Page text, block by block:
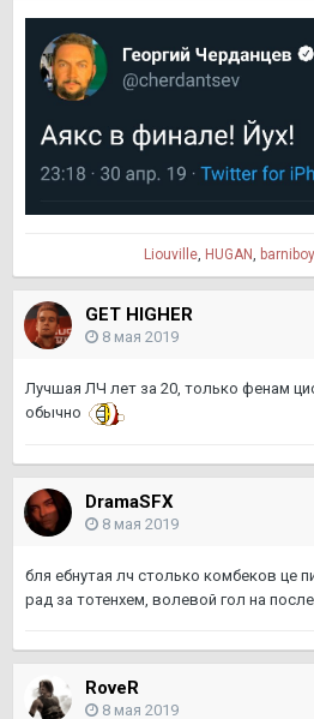
Liouville, HUGAN, barniboy
GET HIGHER
8 мая 2019
Лучшая ЛЧ лет за 20, только фенам
обычно
DramaSFX
8 мая 2019
бля ебнутая лч столько комбеков це
рад за тотенхем, волевой гол на
RoveR
8 мая 2019